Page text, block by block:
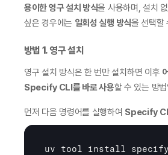
용이한 영구 설치 방식을 사용하며, 설치
싶은 경우에는 일회성 실행 방식을 선택할
방법 1. 영구 설치
영구 설치 방식은 한 번만 설치하면 이후
Specify CLI를 바로 사용할 수 있는 방
먼저 다음 명령어를 실행하여 Specify
uv tool install